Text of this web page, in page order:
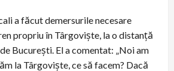
a făcut demersurile necesare
propriu în Târgoviște, la o distanță
București. El a comentat: „Noi am
la Târgoviște, ce să facem? Dacă